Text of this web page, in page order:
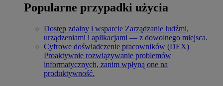
Popularne przypadki użycia
Dostęp zdalny i wsparcie Zarządzanie ludźmi,
urządzeniami i aplikacjami — z dowolnego miejsca.
Cyfrowe doświadczenie pracowników (DEX)
Proaktywnie rozwiązywanie problemów
informatycznych, zanim wpłyną one na
produktywność.